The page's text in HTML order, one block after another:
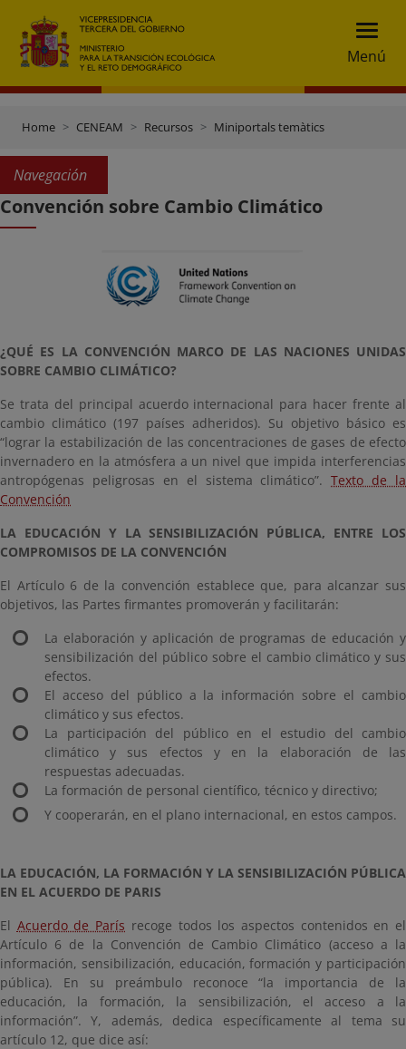
Menú
Home CENEAM Recursos Miniportals temàtics
Navegación
Convención sobre Cambio Climático
¿QUÉ ES LA CONVENCIÓN MARCO DE LAS NACIONES UNIDAS
SOBRE CAMBIO CLIMÁTICO?
Se trata del principal acuerdo internacional para hacer frente al
cambio climático (197 países adheridos). Su objetivo básico es
“lograr la estabilización de las concentraciones de gases de efecto
invernadero en la atmósfera a un nivel que impida interferencias
antropógenas peligrosas en el sistema climático”.Texto de la
Convención
LA EDUCACIÓN Y LA SENSIBILIZACIÓN PÚBLICA, ENTRE LOS
COMPROMISOS DE LA CONVENCIÓN
El Artículo 6 de la convención establece que, para alcanzar sus
objetivos, las Partes firmantes promoverán y facilitarán:
La elaboración y aplicación de programas de educación y
sensibilización del público sobre el cambio climático y sus
efectos.
El acceso del público a la información sobre el cambio
climático y sus efectos.
La participación del público en el estudio del cambio
climático y sus efectos y en la elaboración de las
respuestas adecuadas.
La formación de personal científico, técnico y directivo;
Y cooperarán, en el plano internacional, en estos campos.
LA EDUCACIÓN, LA FORMACIÓN Y LA SENSIBILIZACIÓN PÚBLICA
EN EL ACUERDO DE PARIS
El Acuerdo de París recoge todos los aspectos contenidos en el
Artículo 6 de la Convención de Cambio Climático (acceso a la
información, sensibilización, educación, formación y participación
pública). En su preámbulo reconoce “la importancia de la
educación, la formación, la sensibilización, el acceso a la
información”. Y, además, dedica específicamente al tema su
artículo 12, que dice así: